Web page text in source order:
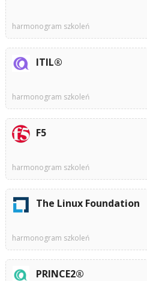
harmonogram szkoleń
ITIL®
harmonogram szkoleń
F5
harmonogram szkoleń
The Linux Foundation
harmonogram szkoleń
PRINCE2®